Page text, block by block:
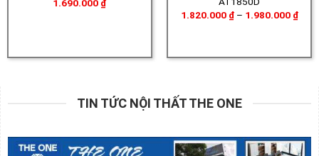
1.690.000 ₫
1.820.000 ₫ – 1.980.000 ₫
giá:
TIN TỨC NỘI THẤT THE ONE